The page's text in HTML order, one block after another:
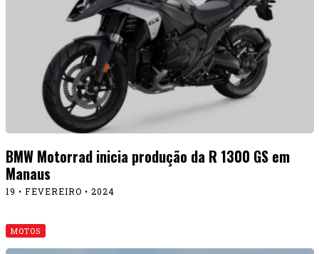
BMW Motorrad inicia produção da R 1300 GS em
Manaus
19 • FEVEREIRO • 2024
MOTOS